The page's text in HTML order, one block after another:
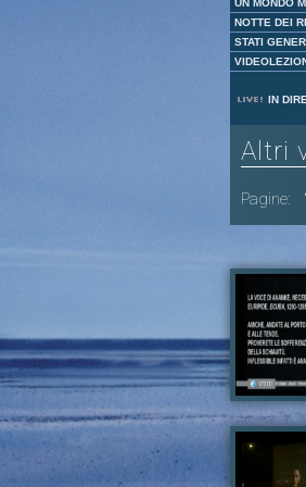
UN MONDO
NOTTE DEI
STATI
IN
Altri
Pagine:
Autore:
Canale:
Massimo
sul tema
Ecuba, e